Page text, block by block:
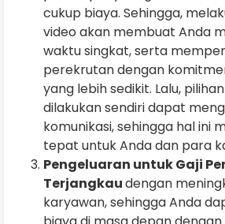
cukup biaya. Sehingga,
video akan membuat Anda
waktu singkat, serta
perekrutan dengan
yang lebih sedikit. Lalu,
dilakukan sendiri dapat
komunikasi, sehingga hal ini
tepat untuk Anda dan para
Pengeluaran untuk Gaji
Terjangkaudengan
karyawan, sehingga Anda